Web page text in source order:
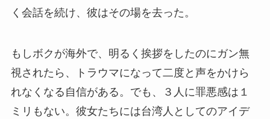
く会話を続け、彼はその場を去った。
もしボクが海外で、明るく挨拶をしたのにガン無
視されたら、トラウマになって二度と声をかけら
れなくなる自信がある。でも、３人に罪悪感は１
ミリもない。彼女たちには台湾人としてのアイデ